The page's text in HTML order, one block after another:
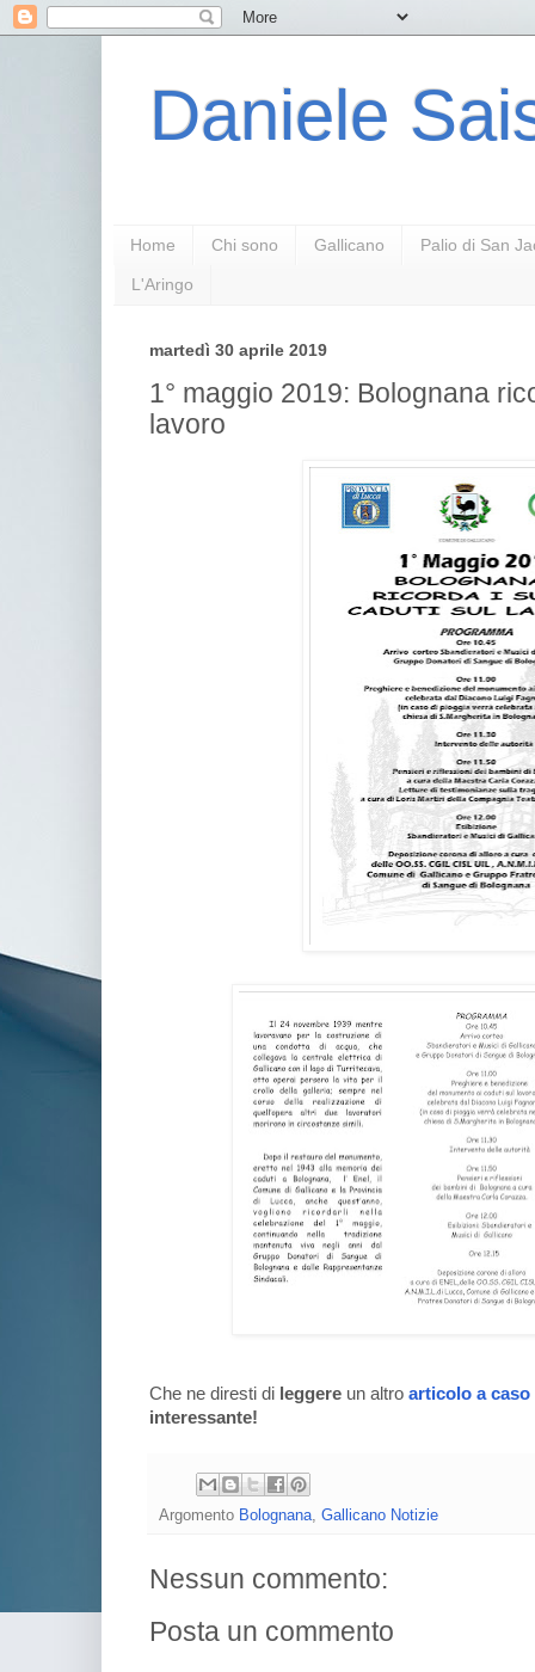
Daniele
Home Chi sono Gallicano Palio di San
L'Aringo
martedì 30 aprile 2019
1° maggio 2019: Bolognana
lavoro
Che ne diresti di leggere un altro articolo a caso
interessante!
Argomento Bolognana Gallicano Notizie
Nessun commento:
Posta un commento